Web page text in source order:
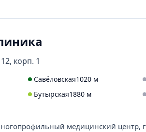
корп. 1
Савёловская1020 м
Бутырская1880 м
медицинский центр,